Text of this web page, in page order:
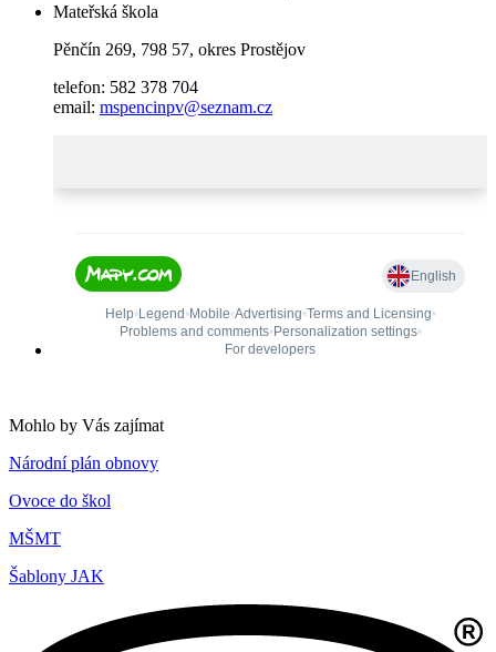
Mateřská škola
Pěnčín 269, 798 57, okres Prostějov
telefon: 582 378 704
email: mspencinpv@seznam.cz
Mohlo by Vás zajímat
Národní plán obnovy
Ovoce do škol
MŠMT
Šablony JAK